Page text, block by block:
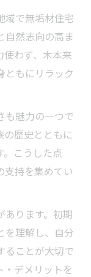
域で無垢材住宅
自然志向の高ま
使わず、木本来
ともにリラック
も魅力の一つで
の歴史とともに
こうした点
支持を集めてい
あります。初期
を理解し、自分
ることが大切で
・デメリットを